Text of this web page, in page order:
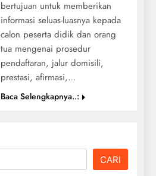
bertujuan untuk memberikan
informasi seluas-luasnya kepada
calon peserta didik dan orang
tua mengenai prosedur
pendaftaran, jalur domisili,
prestasi, afirmasi,…
Baca Selengkapnya..:
CARI